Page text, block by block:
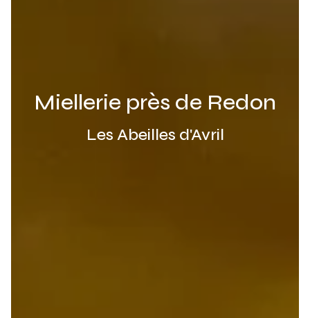
Miellerie près de Redon
Les Abeilles d'Avril